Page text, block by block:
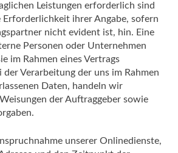
Leistungen erforderlich sind
Erforderlichkeit ihrer Angabe, sofern
nicht evident ist, hin. Eine
Personen oder Unternehmen
im Rahmen eines Vertrags
Verarbeitung der uns im Rahmen
Daten, handeln wir
der Auftraggeber sowie
unserer Onlinedienste,